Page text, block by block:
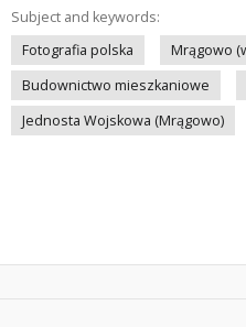
Subject and keywords:
Fotografia polska
Mrągowo
Budownictwo mieszkaniowe
Jednosta Wojskowa (Mrągowo)